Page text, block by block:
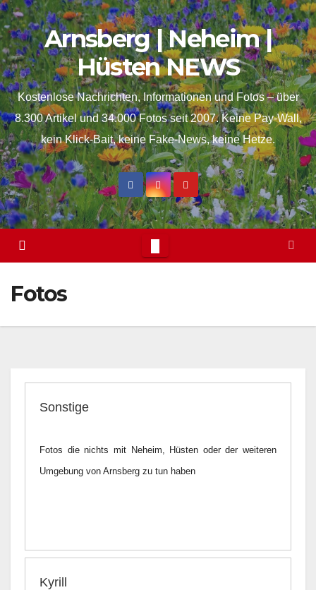
springen
Skip
to
content
Arnsberg | Neheim |
Hüsten NEWS
Kostenlose Nachrichten, Informationen und Fotos – über
8.300 Artikel und 34.000 Fotos seit 2007. Keine Pay-Wall,
kein Klick-Bait, keine Fake-News, keine Hetze.
Fotos
Sonstige
Fotos die nichts mit Neheim, Hüsten oder der weiteren
Umgebung von Arnsberg zu tun haben
Kyrill